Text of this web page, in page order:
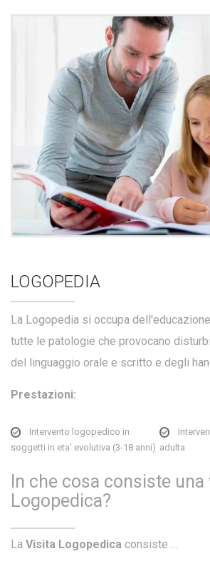
LOGOPEDIA
La Logopedia si occupa
tutte le patologie che provocano
del linguaggio orale e scritto e degli
Prestazioni:
Intervento logopedico in
soggetti in eta' evolutiva (3-18 anni) adulta
In che cosa consiste una
Logopedica?
La Visita Logopedica consiste ...